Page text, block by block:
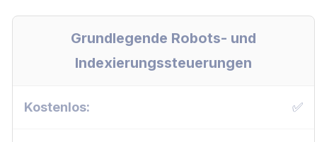
Grundlegende Robots- und
Indexierungssteuerungen
✅